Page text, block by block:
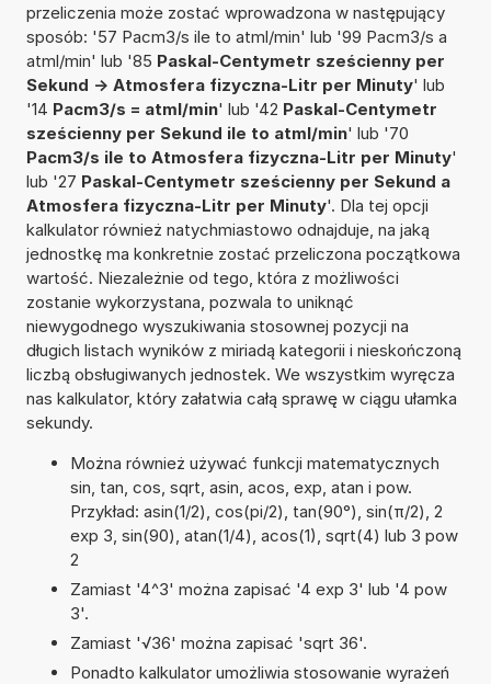
przeliczenia może zostać wprowadzona w następujący
sposób: '57 Pacm3/s ile to atml/min' lub '99 Pacm3/s a
atml/min' lub '85 Paskal-Centymetr sześcienny per
Sekund -> Atmosfera fizyczna-Litr per Minuty' lub
'14 Pacm3/s = atml/min' lub '42 Paskal-Centymetr
sześcienny per Sekund ile to atml/min' lub '70
Pacm3/s ile to Atmosfera fizyczna-Litr per Minuty'
lub '27 Paskal-Centymetr sześcienny per Sekund a
Atmosfera fizyczna-Litr per Minuty'. Dla tej opcji
kalkulator również natychmiastowo odnajduje, na jaką
jednostkę ma konkretnie zostać przeliczona początkowa
wartość. Niezależnie od tego, która z możliwości
zostanie wykorzystana, pozwala to uniknąć
niewygodnego wyszukiwania stosownej pozycji na
długich listach wyników z miriadą kategorii i nieskończoną
liczbą obsługiwanych jednostek. We wszystkim wyręcza
nas kalkulator, który załatwia całą sprawę w ciągu ułamka
sekundy.
Można również używać funkcji matematycznych
sin, tan, cos, sqrt, asin, acos, exp, atan i pow.
Przykład: asin(1/2), cos(pi/2), tan(90°), sin(π/2), 2
exp 3, sin(90), atan(1/4), acos(1), sqrt(4) lub 3 pow
2
Zamiast '4^3' można zapisać '4 exp 3' lub '4 pow
3'.
Zamiast '√36' można zapisać 'sqrt 36'.
Ponadto kalkulator umożliwia stosowanie wyrażeń